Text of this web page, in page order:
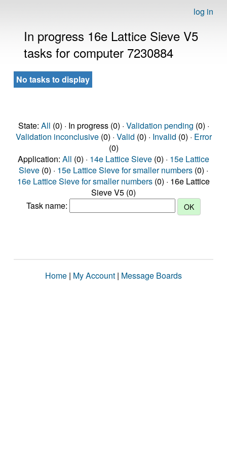
log in
In progress 16e Lattice Sieve V5
tasks for computer 7230884
No tasks to display
State: All (0) · In progress (0) · Validation pending (0) ·
Validation inconclusive(0) · Valid (0) · Invalid (0) · Error
(0)
Application: All (0) · 14e Lattice Sieve (0) · 15e Lattice
Sieve (0) · 15e Lattice Sieve for smaller numbers (0) ·
16e Lattice Sieve for smaller numbers (0) · 16e Lattice
Sieve V5 (0)
Task name:
Home | My Account | Message Boards